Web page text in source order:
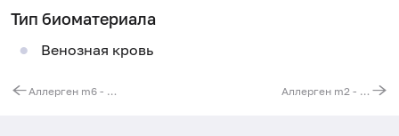
Тип биоматериала
Венозная кровь
Аллерген m6 - плесневый гриб Alternaria alternata, IgE (ImmunoCAP) Аллерген m2 - кладоспорий травяной (Cladosporium herbarum), IgE (ImmunoCAP)